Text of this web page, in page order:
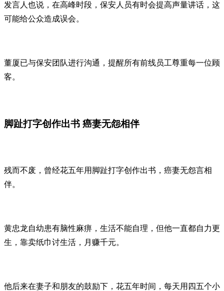
发言人也说，在高峰时段，保安人员有时会提高声量讲话，这
可能给公众造成误会。
董厦已与保安团队进行沟通，提醒所有前线员工尊重每一位顾
客。
脚趾打字创作出书 癌妻无怨相伴
残而不废，曾经花五年用脚趾打字创作出书，癌妻无怨言相
伴。
黄忠龙自幼患有脑性麻痹，生活不能自理，但他一直都自力更
生，靠卖纸巾讨生活，月赚千元。
他后来在妻子和朋友的鼓励下，花五年时间，每天用四五个小